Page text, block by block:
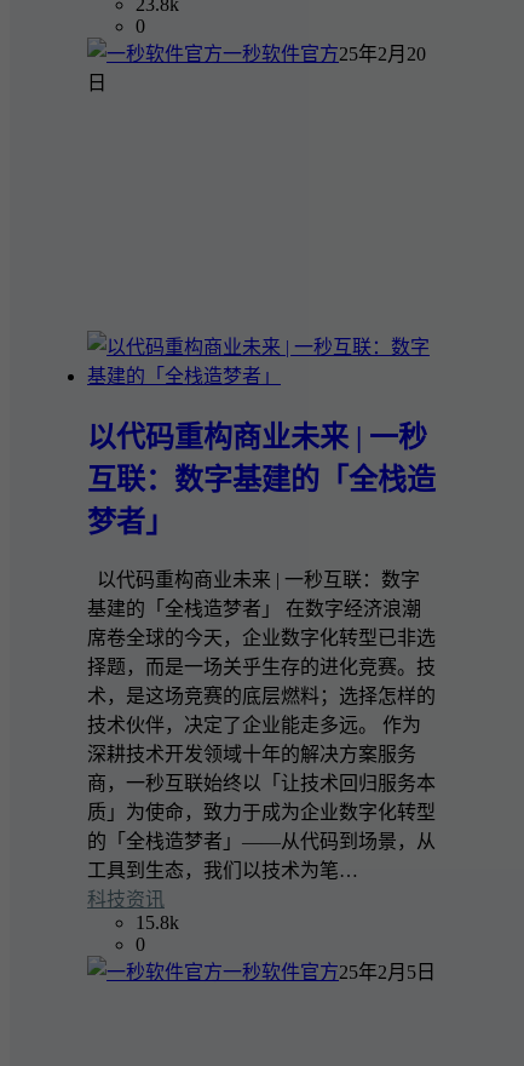
0
一秒软件官方25年2月20
日
​以代码重构商业未来 | 一秒
互联：数字基建的「全栈造
梦者」
以代码重构商业未来 | 一秒互联：数字
基建的「全栈造梦者」 在数字经济浪潮
席卷全球的今天，企业数字化转型已非选
择题，而是一场关乎生存的进化竞赛。技
术，是这场竞赛的底层燃料；选择怎样的
技术伙伴，决定了企业能走多远。 作为
深耕技术开发领域十年的解决方案服务
商，一秒互联始终以「让技术回归服务本
质」为使命，致力于成为企业数字化转型
的「全栈造梦者」——从代码到场景，从
工具到生态，我们以技术为笔…
科技资讯
15.8k
0
一秒软件官方25年2月5日